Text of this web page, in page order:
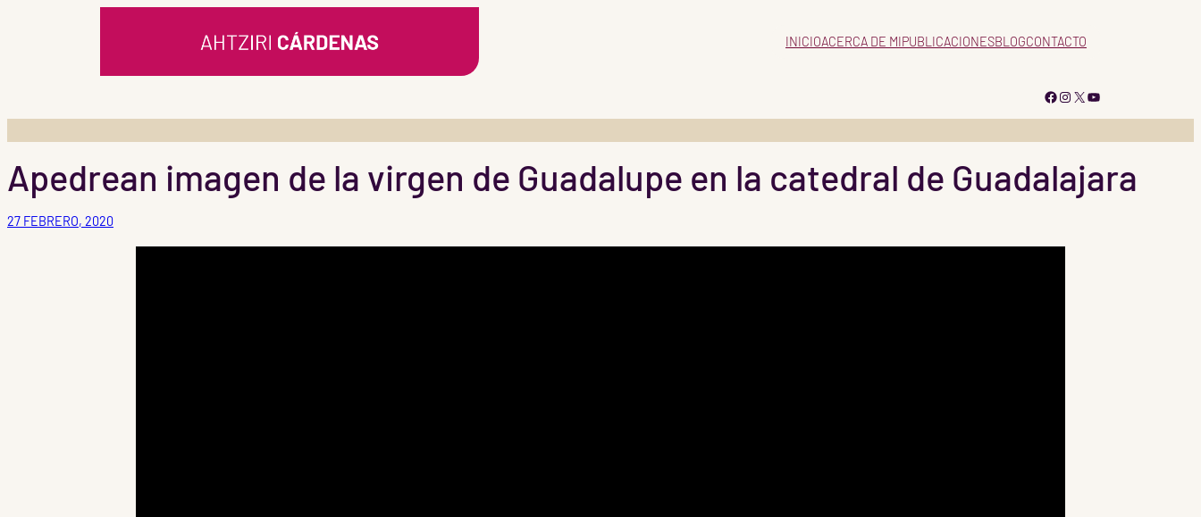
INICIOACERCA DE MIPUBLICACIONESBLOGCONTACTO
Facebook
Instagram
X YouTube
Apedrean imagen de la virgen de Guadalupe en la catedral de Guadalajara
27 FEBRERO, 2020